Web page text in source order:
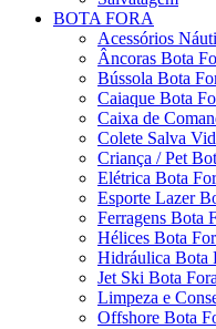
BOTA FORA
Acessórios
Âncoras Bota
Bússola Bota
Caiaque Bota
Caixa de
Colete Salva
Criança / Pet
Elétrica Bota
Esporte Lazer
Ferragens Bota
Hélices Bota
Hidráulica Bota
Jet Ski Bota Fora
Limpeza e
Offshore Bota